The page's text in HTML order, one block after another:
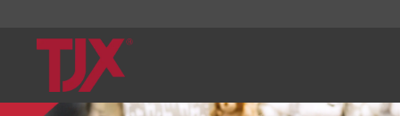
SKIP TO MAIN CONTENT